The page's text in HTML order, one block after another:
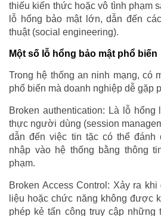
thiếu kiến thức hoặc vô tình phạm
lỗ hổng bảo mật lớn, dẫn đến
thuật (social engineering).
Một số lỗ hổng bảo mật phổ biến
Trong hệ thống an ninh mạng, có
phổ biến mà doanh nghiệp dễ gặp
Broken authentication: Là lỗ
thực người dùng (session
dẫn đến việc tin tặc có thể đánh
nhập vào hệ thống bằng thông
phạm.
Broken Access Control: Xảy ra
liệu hoặc chức năng không được
phép kẻ tấn công truy cập những